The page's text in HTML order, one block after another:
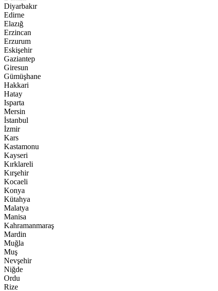
Diyarbakır
Edirne
Elazığ
Erzincan
Erzurum
Eskişehir
Gaziantep
Giresun
Gümüşhane
Hakkari
Hatay
Isparta
Mersin
İstanbul
İzmir
Kars
Kastamonu
Kayseri
Kırklareli
Kırşehir
Kocaeli
Konya
Kütahya
Malatya
Manisa
Kahramanmaraş
Mardin
Muğla
Muş
Nevşehir
Niğde
Ordu
Rize